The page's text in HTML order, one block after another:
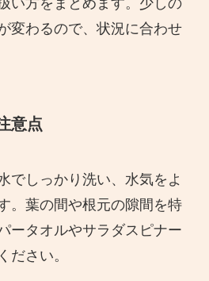
い方をまとめます。少しの
変わるので、状況に合わせ
意点
でしっかり洗い、水気をよ
。葉の間や根元の隙間を特
ータオルやサラダスピナー
ださい。